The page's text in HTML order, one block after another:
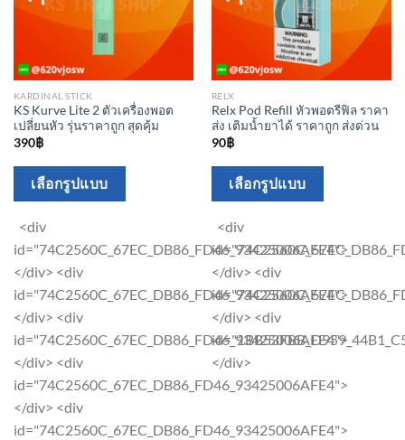
KARDINAL STICK
KS Kurve Lite 2 ตัวเครื่องพอต
เปลี่ยนหัว รุ่นราคาถูก สุดคุ้ม
390฿
เลือกรูปแบบ
multiple
The
may
chosen
the
<div
id="74C2560C_67EC_DB86_FD46_93425006AFE4">
</div> <div
id="74C2560C_67EC_DB86_FD46_93425006AFE4">
</div> <div
id="74C2560C_67EC_DB86_FD46_93425006AFE4">
</div> <div
id="74C2560C_67EC_DB86_FD46_93425006AFE4">
</div> <div
id="74C2560C_67EC_DB86_FD46_93425006AFE4">
RELX
Relx Pod Refill หัวพอตรีฟิล ราคา
ส่ง เติมน้ำยาได้ ราคาถูก ส่งด่วน
90฿
เลือกรูปแบบ
multiple
The
may
chosen
the
<div
</div> <div
</div> <div
</div>